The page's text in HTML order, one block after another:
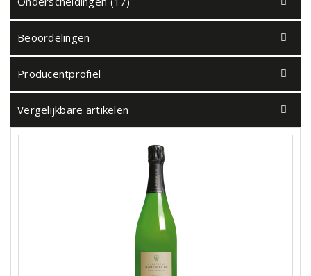
Beoordelingen
Producentprofiel
Vergelijkbare artikelen